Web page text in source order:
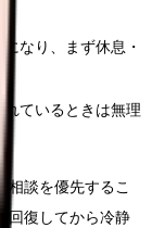
なり、まず休息・
ているときは無理
相談を優先するこ
回復してから冷静